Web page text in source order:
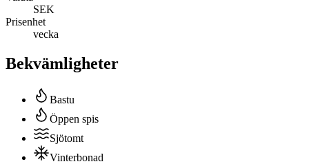
SEK
Prisenhet
vecka
Bekvämligheter
Bastu
Öppen spis
Sjötomt
Vinterbonad